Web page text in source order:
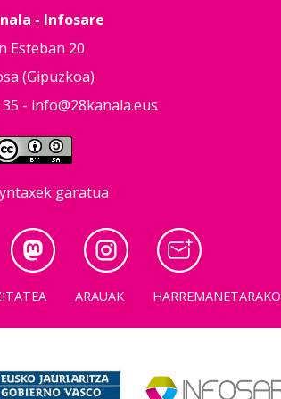
- Infosare
Esteban 20
(Gipuzkoa)
- info@28kanala.eus
garatua
ARAUAK HARREMANETARAKO